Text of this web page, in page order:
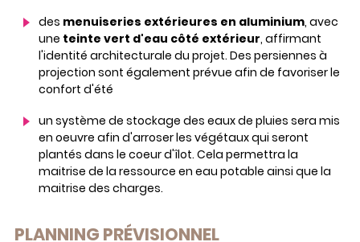
des menuiseries extérieures en aluminium, avec
une teinte vert d'eau côté extérieur, affirmant
l'identité architecturale du projet. Des persiennes à
projection sont également prévue afin de favoriser le
confort d'été
un système de stockage des eaux de pluies sera mis
en oeuvre afin d'arroser les végétaux qui seront
plantés dans le coeur d'îlot. Cela permettra la
maitrise de la ressource en eau potable ainsi que la
maitrise des charges.
PLANNING PRÉVISIONNEL